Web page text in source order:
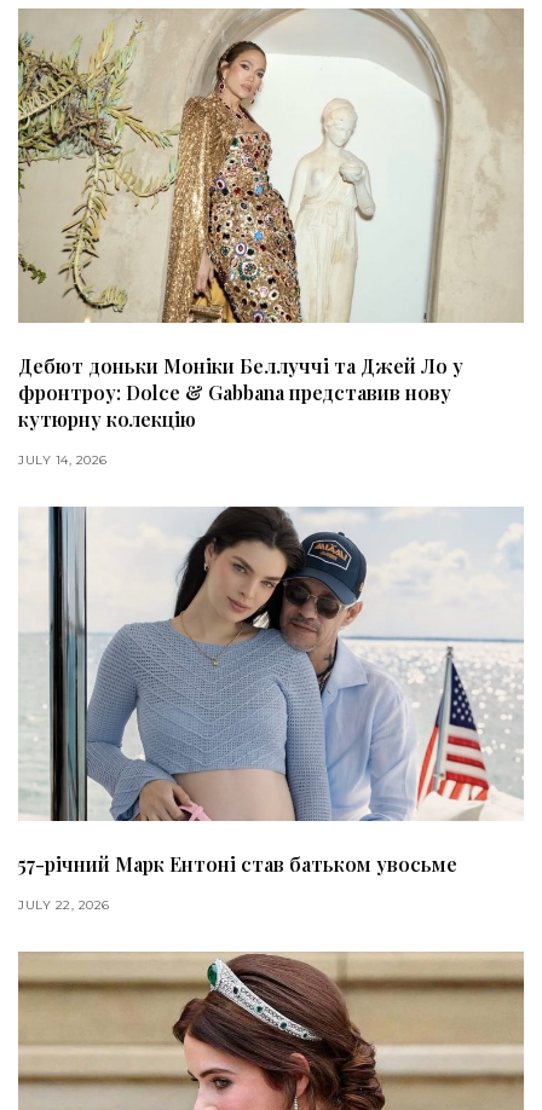
Дебют доньки Моніки Беллуччі та Джей Ло у
фронтроу: Dolce & Gabbana представив нову
кутюрну колекцію
JULY 14, 2026
57-річний Марк Ентоні став батьком увосьме
JULY 22, 2026